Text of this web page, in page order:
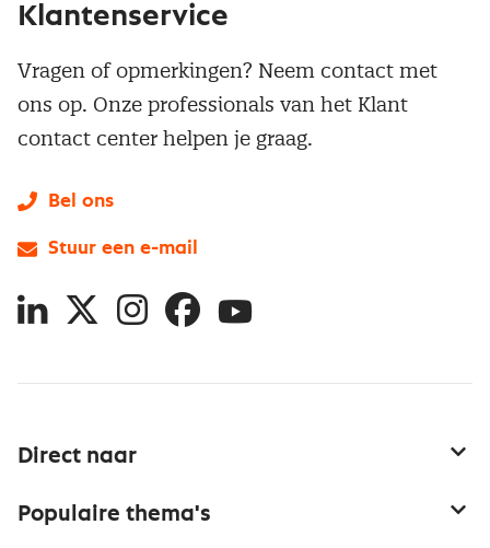
Direct naar
Populaire thema's
Klantenservice
Vragen of opmerkingen? Neem contact met
ons op. Onze professionals van het Klant
contact center helpen je graag.
Bel ons
Stuur een e-mail
LinkedIn
X InstagramFacebookYouTube